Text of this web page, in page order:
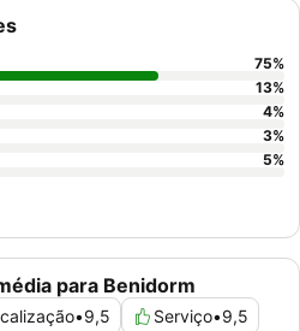
agradáveis e relaxamento.
para Benidorm
•9,5 Serviço•9,5
75%
13%
4%
3%
5%